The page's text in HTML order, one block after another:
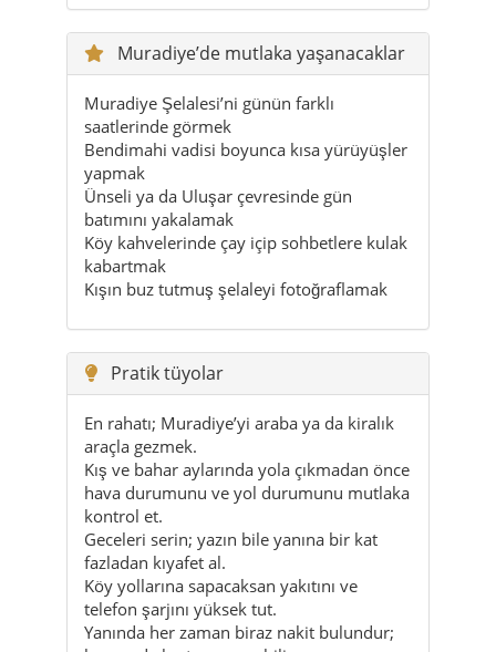
saatlerinde görmek
Bendimahi vadisi boyunca kısa yürüyüşler
yapmak
Ünseli ya da Uluşar çevresinde gün
batımını yakalamak
Köy kahvelerinde çay içip sohbetlere kulak
kabartmak
Kışın buz tutmuş şelaleyi fotoğraflamak
Pratik tüyolar
En rahatı; Muradiye’yi araba ya da kiralık
araçla gezmek.
Kış ve bahar aylarında yola çıkmadan önce
hava durumunu ve yol durumunu mutlaka
kontrol et.
Geceleri serin; yazın bile yanına bir kat
fazladan kıyafet al.
Köy yollarına sapacaksan yakıtını ve
telefon şarjını yüksek tut.
Yanında her zaman biraz nakit bulundur;
her yerde kart geçmeyebilir.